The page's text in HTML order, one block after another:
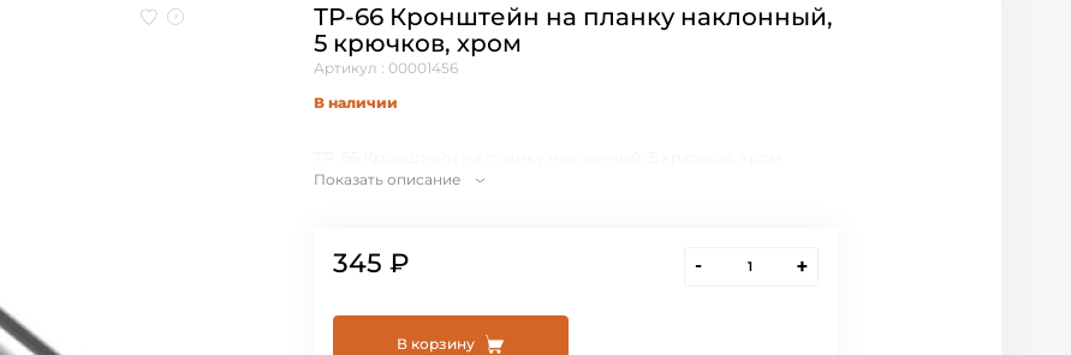
ТР-66 Кронштейн на планку наклонный,
5 крючков, хром
Артикул : 00001456
В наличии
Показать описание
345 ₽ - +
В корзину